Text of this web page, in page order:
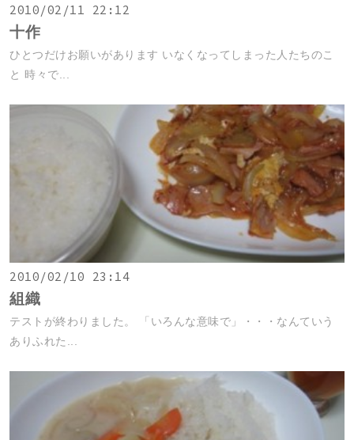
2010/02/11 22:12
十作
ひとつだけお願いがあります いなくなってしまった人たちのこ
と 時々で...
2010/02/10 23:14
組織
テストが終わりました。 「いろんな意味で」・・・なんていう
ありふれた...